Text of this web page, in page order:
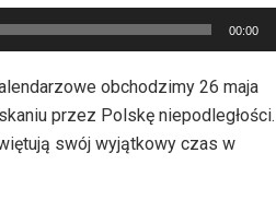
00:00
obchodzimy 26 maja
przez Polskę niepodległości.
swój wyjątkowy czas w